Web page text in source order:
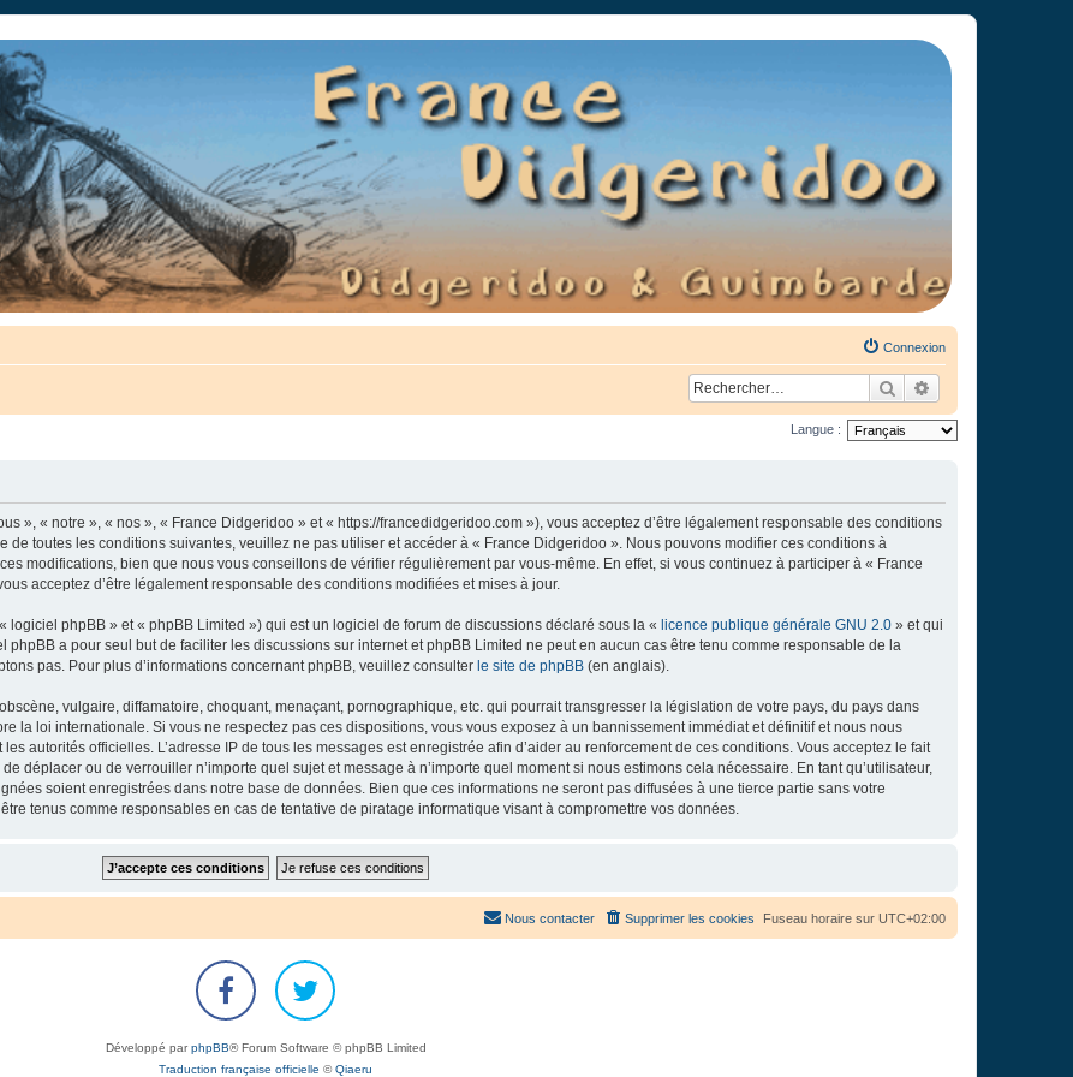
Connexion
Rechercher
Langue :
», « notre », « nos », « France Didgeridoo » et « https://francedidgeridoo.com »), vous acceptez d’être légalement responsable des conditions
de toutes les conditions suivantes, veuillez ne pas utiliser et accéder à « France Didgeridoo ». Nous pouvons modifier ces conditions à
modifications, bien que nous vous conseillons de vérifier régulièrement par vous-même. En effet, si vous continuez à participer à « France
acceptez d’être légalement responsable des conditions modifiées et mises à jour.
phpBB » et « phpBB Limited ») qui est un logiciel de forum de discussions déclaré sous la « licence publique générale GNU 2.0 » et qui
phpBB a pour seul but de faciliter les discussions sur internet et phpBB Limited ne peut en aucun cas être tenu comme responsable de la
pas. Pour plus d’informations concernant phpBB, veuillez consulter le site de phpBB (en anglais).
vulgaire, diffamatoire, choquant, menaçant, pornographique, etc. qui pourrait transgresser la législation de votre pays, du pays dans
la loi internationale. Si vous ne respectez pas ces dispositions, vous vous exposez à un bannissement immédiat et définitif et nous nous
autorités officielles. L’adresse IP de tous les messages est enregistrée afin d’aider au renforcement de ces conditions. Vous acceptez le fait
déplacer ou de verrouiller n’importe quel sujet et message à n’importe quel moment si nous estimons cela nécessaire. En tant qu’utilisateur,
soient enregistrées dans notre base de données. Bien que ces informations ne seront pas diffusées à une tierce partie sans votre
tenus comme responsables en cas de tentative de piratage informatique visant à compromettre vos données.
Fuseau horaire sur UTC+02:00
Supprimer les cookies
Nous contacter
Développé parphpBB® Forum Software © phpBB Limited
Traduction française officielle ©Qiaeru